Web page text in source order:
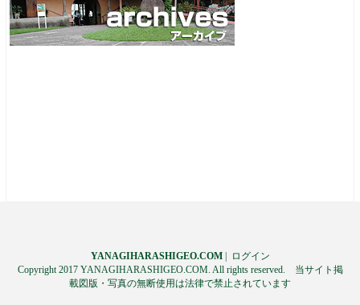
YANAGIHARASHIGEO.COM|
ログイン
Copyright 2017 YANAGIHARASHIGEO.COM. All rights reserved. 当サイト掲
載図版・写真の無断使用は法律で禁止されています